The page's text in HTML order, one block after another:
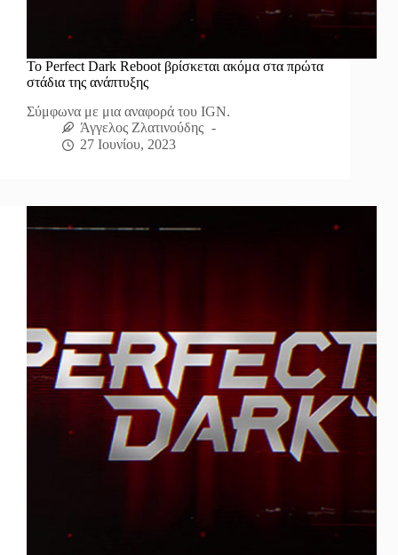
Το Perfect Dark Reboot βρίσκεται ακόμα στα πρώτα
στάδια της ανάπτυξης
Σύμφωνα με μια αναφορά του IGN.
Άγγελος Ζλατινούδης
27 Ιουνίου, 2023